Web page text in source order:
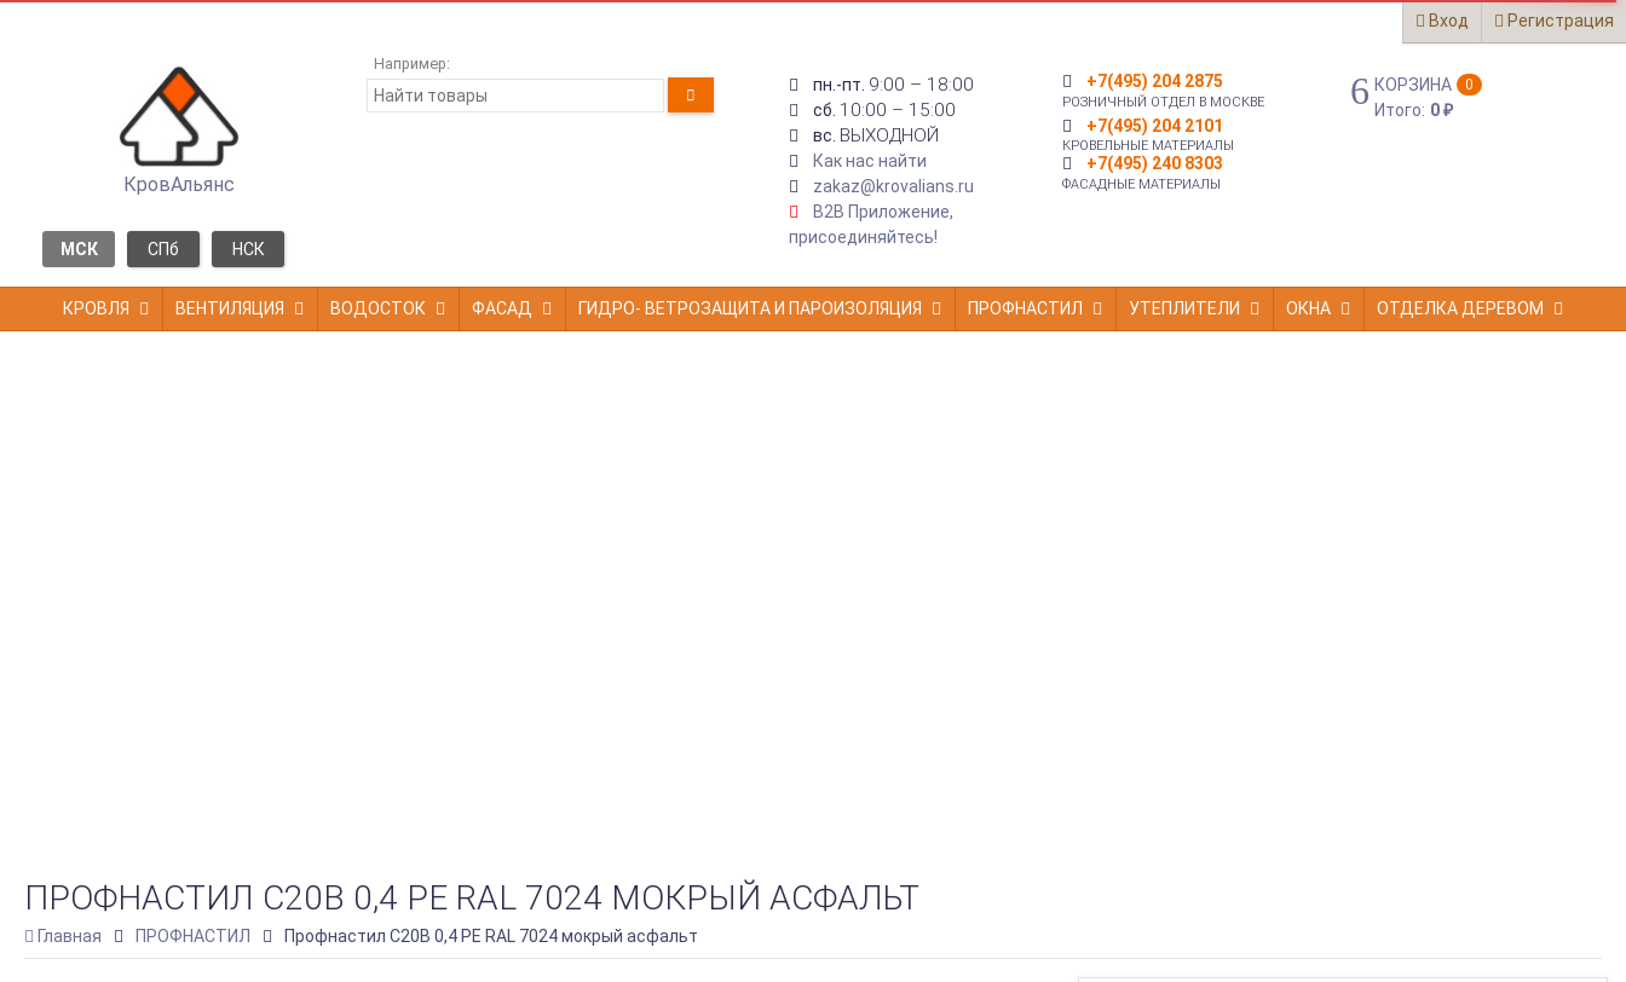
Вход Регистрация
КровАльянс
МСК СПб НСК
Например:
пн.-пт. 9:00 – 18:00
сб. 10:00 – 15:00
вс. ВЫХОДНОЙ
Как нас найти
zakaz@krovalians.ru
B2B Приложение,
присоединяйтесь!
+7(495) 204 2875
РОЗНИЧНЫЙ ОТДЕЛ В МОСКВЕ
+7(495) 204 2101
КРОВЕЛЬНЫЕ МАТЕРИАЛЫ
+7(495) 240 8303
ФАСАДНЫЕ МАТЕРИАЛЫ
КОРЗИНА 0
Итого: 0₽
КРОВЛЯ ВЕНТИЛЯЦИЯ ВОДОСТОК ФАСАД ГИДРО- ВЕТРОЗАЩИТА И ПАРОИЗОЛЯЦИЯ ПРОФНАСТИЛ УТЕПЛИТЕЛИ ОКНА ОТДЕЛКА ДЕРЕВОМ
ПРОФНАСТИЛ С20B 0,4 PE RAL 7024 МОКРЫЙ АСФАЛЬТ
Главная ПРОФНАСТИЛ Профнастил С20B 0,4 PE RAL 7024 мокрый асфальт